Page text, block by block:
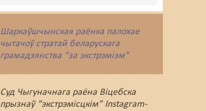
Шаркаўшчынская раёнка палохае
чытачоў стратай беларускага
грамадзянства “за экстрэмізм”
Суд Чыгуначнага раёна Віцебска
прызнаў “экстрэмісцкім” Instagram-